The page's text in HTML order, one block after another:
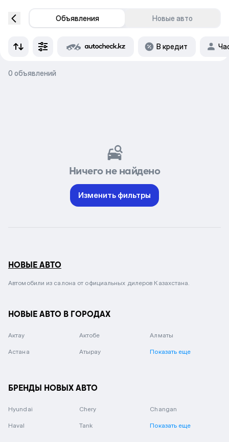
Объявления Новые авто
В кредит
0 объявлений
Ничего не найдено
Изменить фильтры
НОВЫЕ АВТО
Автомобили из салона от официальных дилеров Казахстана.
НОВЫЕ АВТО В ГОРОДАХ
Актау Актобе Алматы
Астана Атырау Показать еще
БРЕНДЫ НОВЫХ АВТО
Hyundai Chery Changan
Haval Tank Показать еще